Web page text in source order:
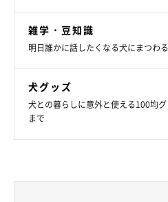
雑学・豆知識
明日誰かに話したくなる犬にまつわ
犬グッズ
犬との暮らしに意外と使える100均
まで